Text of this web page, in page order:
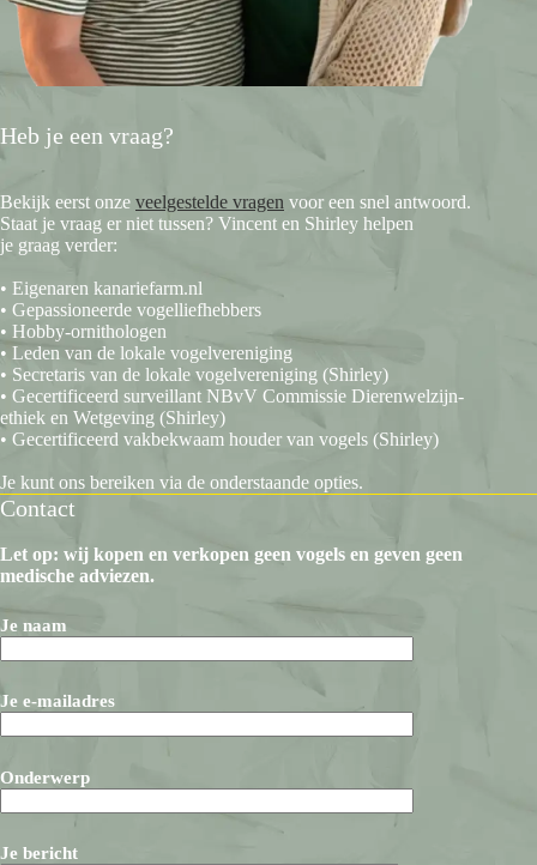
Heb je een vraag?
Bekijk eerst onze veelgestelde vragen voor een snel antwoord.
Staat je vraag er niet tussen? Vincent en Shirley helpen
je graag verder:
• Eigenaren kanariefarm.nl
• Gepassioneerde vogelliefhebbers
• Hobby-ornithologen
• Leden van de lokale vogelvereniging
• Secretaris van de lokale vogelvereniging (Shirley)
• Gecertificeerd surveillant NBvV Commissie Dierenwelzijn-
ethiek en Wetgeving (Shirley)
• Gecertificeerd vakbekwaam houder van vogels (Shirley)
Je kunt ons bereiken via de onderstaande opties.
Contact
Let op: wij kopen en verkopen geen vogels en geven geen
medische adviezen.
Je naam
Je e-mailadres
Onderwerp
Je bericht